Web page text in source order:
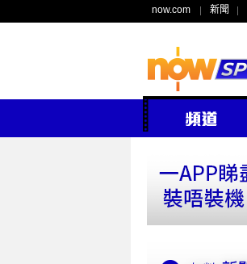
now.com 新聞